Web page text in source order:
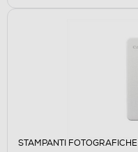
STAMPANTI FOTOGRAFICHE